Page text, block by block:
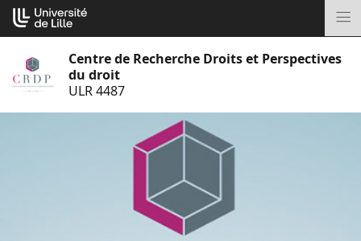
Aller
au
Centre de Recherche Droits et Perspectives
du droit
ULR 4487
Cookies management panel